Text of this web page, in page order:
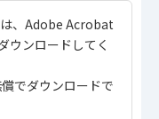
、Adobe Acrobat
ウンロードしてく
でダウンロードで